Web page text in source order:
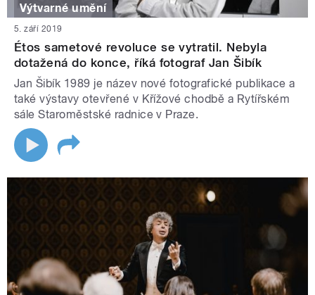
Výtvarné umění
5. září 2019
Étos sametové revoluce se vytratil. Nebyla
dotažená do konce, říká fotograf Jan Šibík
Jan Šibík 1989 je název nové fotografické publikace a
také výstavy otevřené v Křížové chodbě a Rytířském
sále Staroměstské radnice v Praze.